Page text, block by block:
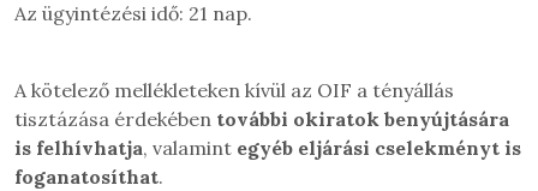
Az ügyintézési idő: 21 nap.
A kötelező mellékleteken kívül az OIF a tényállás
tisztázása érdekében további okiratok benyújtására
is felhívhatja, valamint egyéb eljárási cselekményt is
foganatosíthat.